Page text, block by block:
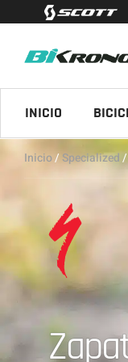
INICIO
Inicio/Specialized/